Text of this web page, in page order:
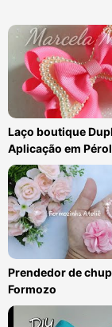
Laço boutique
Aplicação em
Prendedor de
Formozo